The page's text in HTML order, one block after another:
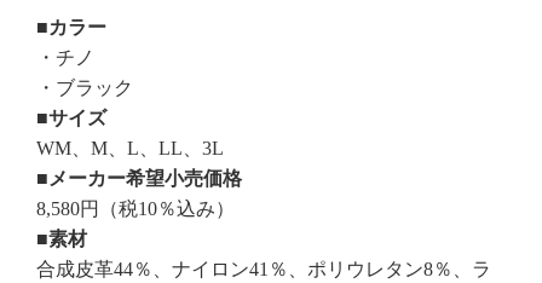
■カラー
・チノ
・ブラック
■サイズ
WM、M、L、LL、3L
■メーカー希望小売価格
8,580円（税10％込み）
■素材
合成皮革44％、ナイロン41％、ポリウレタン8％、ラ